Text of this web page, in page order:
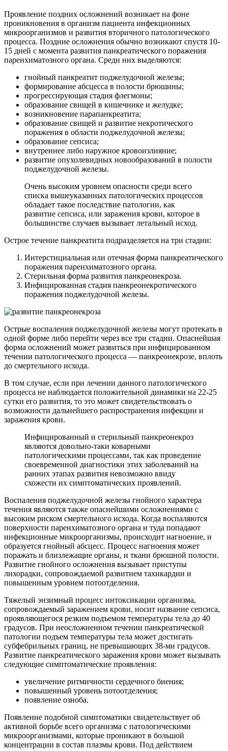
Проявление поздних осложнений возникает на фоне
проникновения в организм пациента инфекционных
микроорганизмов и развития вторичного патологического
процесса. Поздние осложнения обычно возникают спустя 10-
15 дней с момента развития панкреатического поражения
паренхиматозного органа. Среди них выделяются:
гнойный панкреатит поджелудочной железы;
формирование абсцесса в полости брюшины;
прогрессирующая стадия флегмоны;
образование свищей в кишечнике и желудке;
возникновение парапанкреатита;
образование свищей и развитие некротического
поражения в области поджелудочной железы;
образование сепсиса;
внутреннее либо наружное кровоизлияние;
развитие опухолевидных новообразований в полости
поджелудочной железы.
Очень высоким уровнем опасности среди всего
списка вышеуказанных патологических процессов
обладает такое последствие патологии, как
развитие сепсиса, или заражения крови, которое в
большинстве случаев вызывает летальный исход.
Острое течение панкреатита подразделяется на три стадии:
Интерстициальная или отечная форма панкреатического
поражения паренхиматозного органа.
Стерильная форма развития панкреонекроза.
Инфицированная стадия панкреонекротического
поражения поджелудочной железы.
Острые воспаления поджелудочной железы могут протекать в
одной форме либо перейти через все три стадии. Опаснейшая
форма осложнений может развиться при инфицированном
течении патологического процесса — панкреонекрозе, вплоть
до смертельного исхода.
В том случае, если при лечении данного патологического
процесса не наблюдается положительной динамики на 22-25
сутки его развития, то это может свидетельствовать о
возможности дальнейшего распространения инфекции и
заражения крови.
Инфицированный и стерильный панкреонекроз
являются довольно-таки коварными
патологическими процессами, так как проведение
своевременной диагностики этих заболеваний на
ранних этапах развития невозможно ввиду
схожести их симптоматических проявлений.
Воспаления поджелудочной железы гнойного характера
течения являются также опаснейшими осложнениями с
высоким риском смертельного исхода. Когда воспаляются
поверхности паренхиматозного органа и туда попадают
инфекционные микроорганизмы, происходит нагноение, и
образуется гнойный абсцесс. Процесс нагноения может
поражать и близлежащие органы, и ткани брюшной полости.
Развитие гнойного осложнения вызывает приступы
лихорадки, сопровождаемой развитием тахикардии и
повышенным уровнем потоотделения.
Тяжелый энзимный процесс интоксикации организма,
сопровождаемый заражением крови, носит название сепсиса,
проявляющегося резким подъемом температуры тела до 40
градусов. При неосложненном течении панкреатической
патологии подъем температуры тела может достигать
субфебрильных границ, не превышающих 38-ми градусов.
Развитие панкреатического заражения крови может вызывать
следующие симптоматические проявления:
увеличение ритмичности сердечного биения;
повышенный уровень потоотделения;
появление озноба.
Появление подобной симптоматики свидетельствует об
активной борьбе всего организма с патологическими
микроорганизмами, которые проникают в большой
концентрации в состав плазмы крови. Под действием